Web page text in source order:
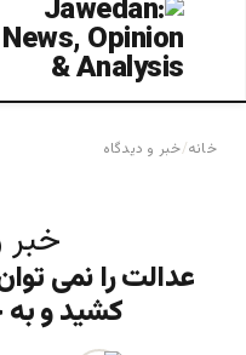
جستجو برای
خانه/خبر و دیدگاه
خبر
عدالت را نمی
کشید و به